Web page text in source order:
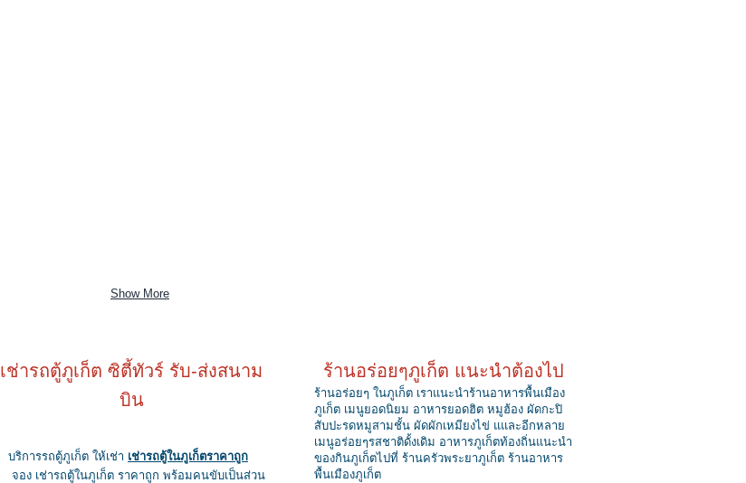
Show More
เช่ารถตู้ภูเก็ต ซิตี้ทัวร์ รับ-ส่งสนาม
บิน
บริการรถตู้ภูเก็ต ให้เช่า เช่ารถตู้ในภูเก็ตราคาถูก
จอง เช่ารถตู้ในภูเก็ต ราคาถูก พร้อมคนขับเป็นส่วน
ร้านอร่อยๆภูเก็ต แนะนำต้องไป
ร้านอร่อยๆ ในภูเก็ต เราแนะนำร้านอาหารพื้นเมือง
ภูเก็ต เมนูยอดนิยม อาหารยอดฮิต หมูฮ้อง ผัดกะปิ
สับปะรดหมูสามชั้น ผัดผักเหมียงไข่ แและอีกหลาย
เมนูอร่อยๆรสชาติดั้งเดิม อาหารภูเก็ตท้องถิ่นแนะนำ
ของกินภูเก็ตไปที่ ร้านครัวพระยาภูเก็ต ร้านอาหาร
พื้นเมืองภูเก็ต